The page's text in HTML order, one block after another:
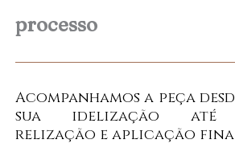
processo
Acompanhamos a peça
sua idelização
relização e aplicação